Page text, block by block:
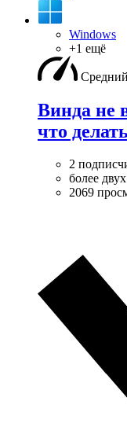
Windows
+1 ещё
Средний
Винда не
что
2
более
2069